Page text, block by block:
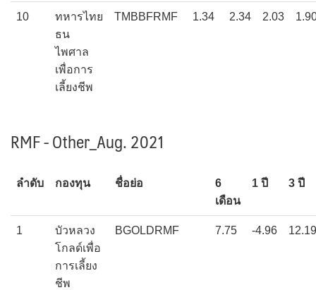
10
ทหารไทย
ธน
ไพศาล
เพื่อการ
เลี้ยงชีพ
TMBBFRMF 1.34 2.34 2.03
RMF - Other_Aug. 2021
ลำดับ กองทุน ชื่อย่อ
6
เดือน
1 ปี 3 ปี
1
บัวหลวง
โกลด์เพื่อ
การเลี้ยง
ชีพ
BGOLDRMF 7.75 -4.96 12.19